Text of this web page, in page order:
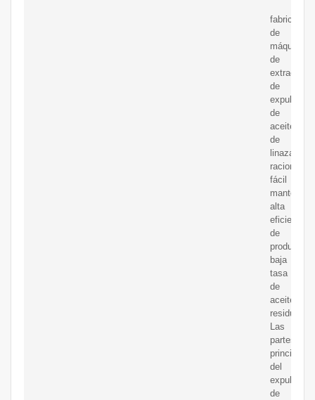
fabricantes
de
máquinas
de
extracción
de
expulsor
de
aceite
de
racional,
fácil
alta
eficiencia
de
baja
tasa
de
aceite
residual.
Las
partes
principales
del
expulsor
de